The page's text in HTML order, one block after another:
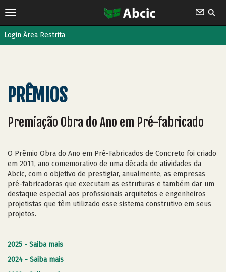
Login Área Restrita
PRÊMIOS
Premiação Obra do Ano em Pré-fabricado
O Prêmio Obra do Ano em Pré-Fabricados de Concreto foi criado
em 2011, ano comemorativo de uma década de atividades da
Abcic, com o objetivo de prestigiar, anualmente, as empresas
pré-fabricadoras que executam as estruturas e também dar um
destaque especial aos profissionais arquitetos e engenheiros
projetistas que têm utilizado esse sistema construtivo em seus
projetos.
2025 - Saiba mais
2024 - Saiba mais